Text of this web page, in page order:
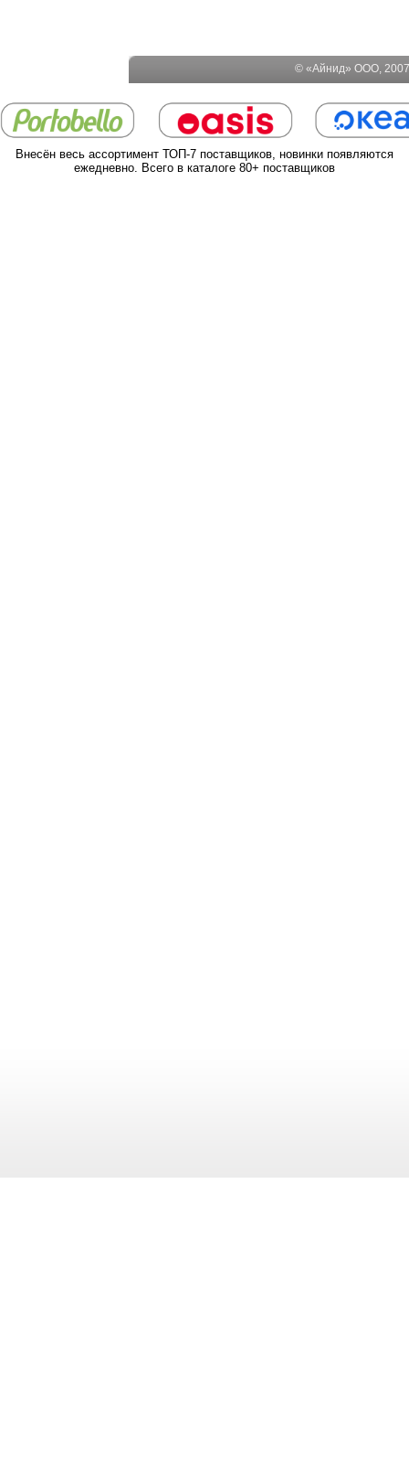
© «Айнид» ООО,
Внесён весь ассортимент ТОП-7 поставщиков, новинки появляются
ежедневно. Всего в каталоге 80+ поставщиков